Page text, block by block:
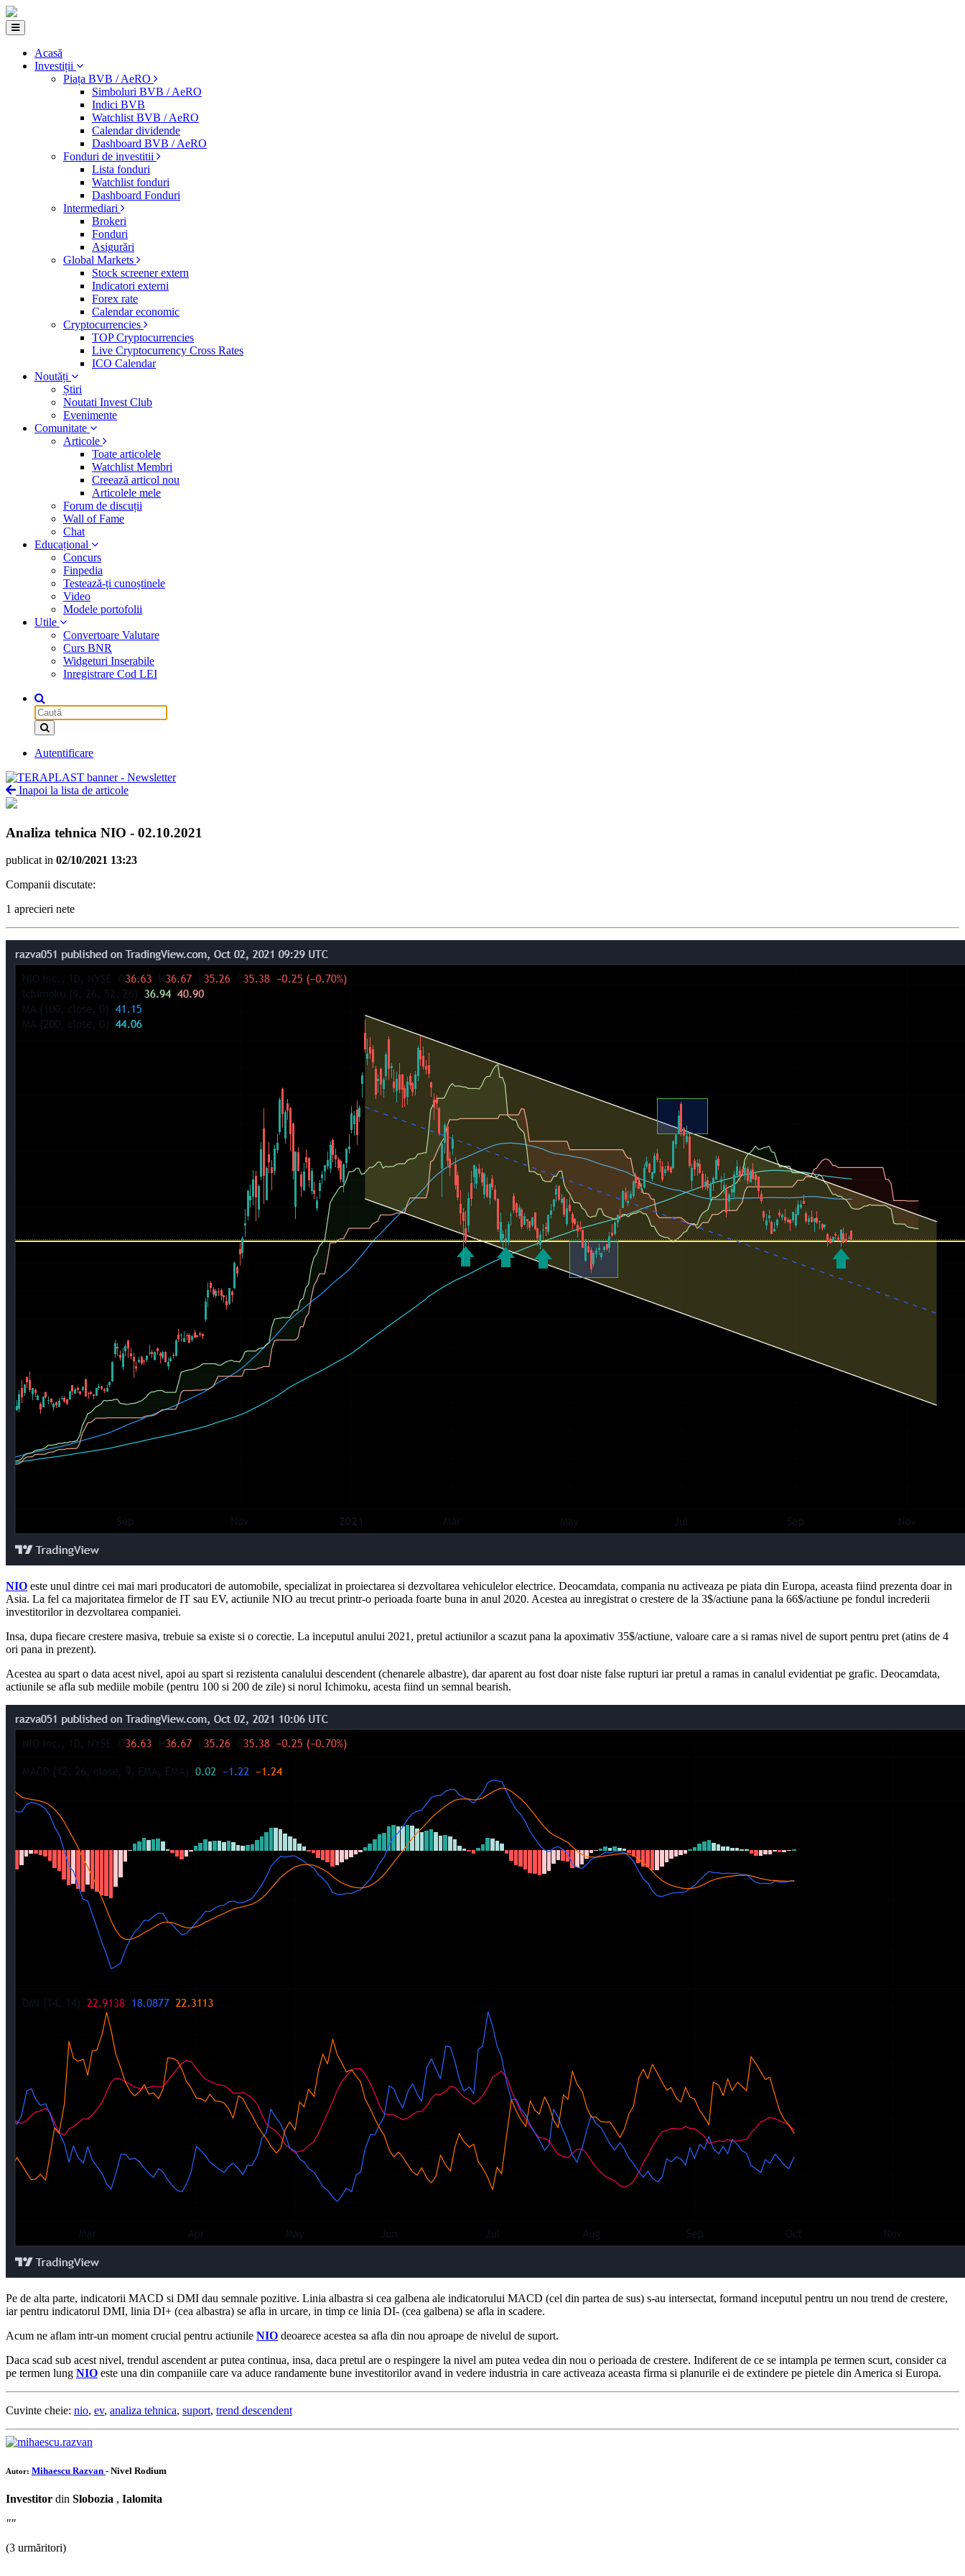
Acasă
Investiții
Piața BVB / AeRO
Simboluri BVB / AeRO
Indici BVB
Watchlist BVB / AeRO
Calendar dividende
Dashboard BVB / AeRO
Fonduri de investitii
Lista fonduri
Watchlist fonduri
Dashboard Fonduri
Intermediari
Brokeri
Fonduri
Asigurări
Global Markets
Stock screener extern
Indicatori externi
Forex rate
Calendar economic
Cryptocurrencies
TOP Cryptocurrencies
Live Cryptocurrency Cross Rates
ICO Calendar
Noutăți
Știri
Noutati Invest Club
Evenimente
Comunitate
Articole
Toate articolele
Watchlist Membri
Creează articol nou
Articolele mele
Forum de discuții
Wall of Fame
Chat
Educațional
Concurs
Finpedia
Testează-ți cunoștinele
Video
Modele portofolii
Utile
Convertoare Valutare
Curs BNR
Widgeturi Inserabile
Inregistrare Cod LEI
Autentificare
Inapoi la lista de articole
Analiza tehnica NIO - 02.10.2021
publicat in 02/10/2021 13:23
Companii discutate:
1 aprecieri nete
NIO este unul dintre cei mai mari producatori de automobile, specializat in proiectarea si dezvoltarea vehiculelor electrice. Deocamdata, compania nu activeaza pe piata din Europa, aceasta fiind prezenta doar in
Asia. La fel ca majoritatea firmelor de IT sau EV, actiunile NIO au trecut printr-o perioada foarte buna in anul 2020. Acestea au inregistrat o crestere de la 3$/actiune pana la 66$/actiune pe fondul increderii
investitorilor in dezvoltarea companiei.
Insa, dupa fiecare crestere masiva, trebuie sa existe si o corectie. La inceputul anului 2021, pretul actiunilor a scazut pana la apoximativ 35$/actiune, valoare care a si ramas nivel de suport pentru pret (atins de 4
ori pana in prezent).
Acestea au spart o data acest nivel, apoi au spart si rezistenta canalului descendent (chenarele albastre), dar aparent au fost doar niste false rupturi iar pretul a ramas in canalul evidentiat pe grafic. Deocamdata,
actiunile se afla sub mediile mobile (pentru 100 si 200 de zile) si norul Ichimoku, acesta fiind un semnal bearish.
Pe de alta parte, indicatorii MACD si DMI dau semnale pozitive. Linia albastra si cea galbena ale indicatorului MACD (cel din partea de sus) s-au intersectat, formand inceputul pentru un nou trend de crestere,
iar pentru indicatorul DMI, linia DI+ (cea albastra) se afla in urcare, in timp ce linia DI- (cea galbena) se afla in scadere.
Acum ne aflam intr-un moment crucial pentru actiunile NIO deoarece acestea sa afla din nou aproape de nivelul de suport.
Daca scad sub acest nivel, trendul ascendent ar putea continua, insa, daca pretul are o respingere la nivel am putea vedea din nou o perioada de crestere. Indiferent de ce se intampla pe termen scurt, consider ca
pe termen lung NIO este una din companiile care va aduce randamente bune investitorilor avand in vedere industria in care activeaza aceasta firma si planurile ei de extindere pe pietele din America si Europa.
Cuvinte cheie: nio, ev, analiza tehnica, suport, trend descendent
Autor: Mihaescu Razvan - Nivel Rodium
Investitor din Slobozia , Ialomita
""
(3 urmăritori)